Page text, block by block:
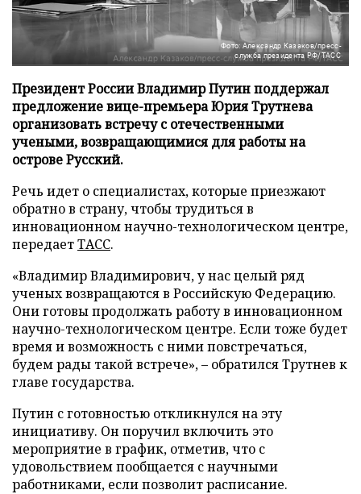
Фото: Александр Казаков/пресс-
служба президента РФ/ТАСС
Президент России Владимир Путин поддержал
предложение вице-премьера Юрия Трутнева
организовать встречу с отечественными
учеными, возвращающимися для работы на
острове Русский.
Речь идет о специалистах, которые приезжают
обратно в страну, чтобы трудиться в
инновационном научно-технологическом центре,
передаетТАСС.
«Владимир Владимирович, у нас целый ряд
ученых возвращаются в Российскую Федерацию.
Они готовы продолжать работу в инновационном
научно-технологическом центре. Если тоже будет
время и возможность с ними повстречаться,
будем рады такой встрече», – обратился Трутнев к
главе государства.
Путин с готовностью откликнулся на эту
инициативу. Он поручил включить это
мероприятие в график, отметив, что с
удовольствием пообщается с научными
работниками, если позволит расписание.